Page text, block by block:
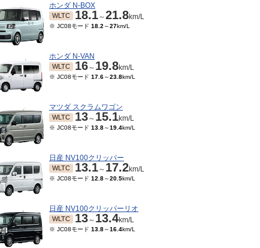
1999/10
ード14.2～
ホンダ N-BOX
WLTC 18.1～21.8km/L
※ JC08モード 18.2 ～27km/L
ホンダ N-VAN
WLTC 16～ 19.8km/L
※ JC08モード 17.6～23.8km/L
マツダ スクラムワゴン
WLTC 13～ 15.1km/L
※ JC08モード 13.8～19.4km/L
日産 NV100クリッパー
WLTC 13.1～ 17.2km/L
※ JC08モード 12.8～20.5km/L
日産 NV100クリッパーリオ
WLTC 13～ 13.4km/L
※ JC08モード 13.8～16.4km/L